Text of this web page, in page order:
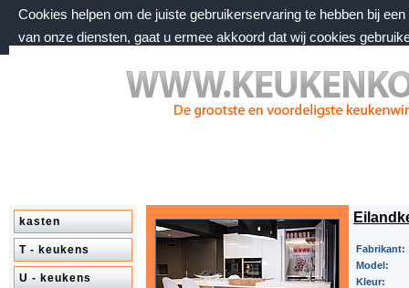
Cookies helpen om de juiste gebruikerservaring te hebben bij
van onze diensten, gaat u ermee akkoord dat wij cookies
zondag 9 augustus 2026, 09:49 uur
Welkom bij keukenkorting.nl
kasten
T - keukens
U - keukens
Fabrikant:
Model:
Kleur: